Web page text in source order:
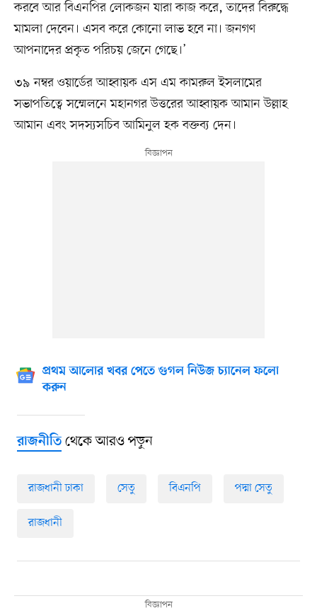
করবে আর বিএনপির লোকজন যারা কাজ করে, তাদের বিরুদ্ধে
মামলা দেবেন। এসব করে কোনো লাভ হবে না। জনগণ
আপনাদের প্রকৃত পরিচয় জেনে গেছে।’
৩৯ নম্বর ওয়ার্ডের আহ্বায়ক এস এম কামরুল ইসলামের
সভাপতিত্বে সম্মেলনে মহানগর উত্তরের আহ্বায়ক আমান উল্লাহ
আমান এবং সদস্যসচিব আমিনুল হক বক্তব্য দেন।
প্রথম আলোর খবর পেতে গুগল নিউজ চ্যানেল ফলো
করুন
রাজনীতিথেকে আরও পড়ুন
রাজধানী ঢাকা সেতু বিএনপি পদ্মা সেতু
রাজধানী